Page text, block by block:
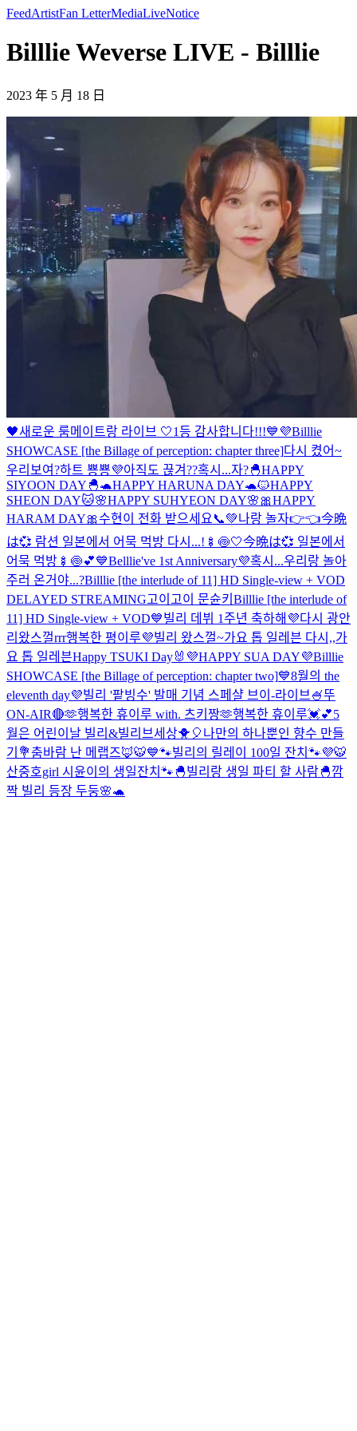
FeedArtistFan LetterMediaLiveNotice
Billlie Weverse LIVE - Billlie
2023 年 5 月 18 日
🖤새로운 룸메이트랑 라이브 🤍1등 감사합니다!!!💙💜Billlie
SHOWCASE [the Billage of perception: chapter three]다시 켰어~
우리보여?하트 뿅뿅💜아직도 끊겨??혹시...자?🐣HAPPY
SIYOON DAY🐣🐢HAPPY HARUNA DAY🐢🐱HAPPY
SHEON DAY🐱🌸HAPPY SUHYEON DAY🌸 🎀HAPPY
HARAM DAY🎀수현이 전화 받으세요📞💚나랑 놀자👉👈今晩
は💞 람션 일본에서 어묵 먹방 다시...!🍢🍥🤍今晩は💞 일본에서
어묵 먹방🍢🍥💕💙Belllie've 1st Anniversary💜혹시...우리랑 놀아
주러 온거야...?Billlie [the interlude of 11] HD Single-view + VOD
DELAYED STREAMING고이고이 문슌키 Billlie [the interlude of
11] HD Single-view + VOD💙빌리 데뷔 1주년 축하해💜다시 광안
리왔스껄rrr행복한 평이루💜빌리 왔스껄~가요 톱 일레븐 다시,,가
요 톱 일레븐Happy TSUKI Day🐰 💜HAPPY SUA DAY💜Billlie
SHOWCASE [the Billage of perception: chapter two]💙8월의 the
eleventh day💜빌리 '팥빙수' 발매 기념 스페샬 브이-라이브🍧뚜
ON-AIR🔴🫶행복한 휴이루 with. 츠키짱🫶행복한 휴이루💓💕5
월은 어린이날 빌리&빌리브세상🐥🎈 나만의 하나뿐인 향수 만들
기💐춤바람 난 메랩즈🦊🐯💙🐾빌리의 릴레이 100일 잔치🐾💜🐯
산중호girl 시윤이의 생일잔치🐾 🐣빌리랑 생일 파티 할 사람🐣깜
짝 빌리 등장 두둥🌸🐢